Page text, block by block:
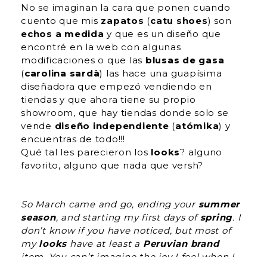
No se imaginan la cara que ponen cuando
cuento que mis zapatos (catu shoes) son
echos a medida y que es un diseño que
encontré en la web con algunas
modificaciones o que las blusas de gasa
(carolina sardà) las hace una guapísima
diseñadora que empezó vendiendo en
tiendas y que ahora tiene su propio
showroom, que hay tiendas donde solo se
vende diseño independiente (atómika) y
encuentras de todo!!!
Qué tal les parecieron los looks? alguno
favorito, alguno que nada que versh?
So March came and go, ending your summer
season, and starting my first days ofspring. I
don’t know if you have noticed, but most of
my looks have at least a Peruvian brand